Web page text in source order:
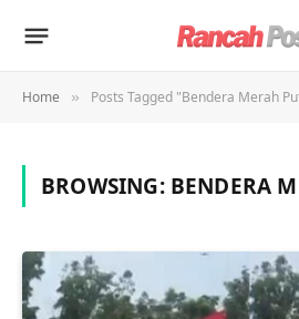
Home » Posts Tagged "Bendera Merah
BROWSING: BENDERA